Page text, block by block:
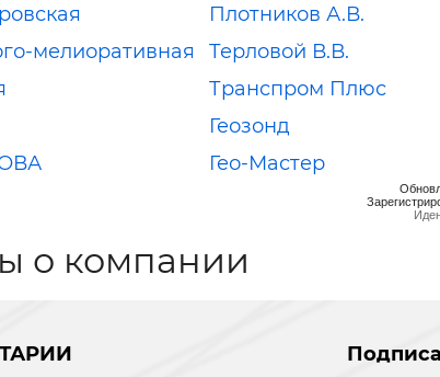
мелиоративная
Плотников А.В.
Терловой В.В.
Транспром Плюс
Геозонд
Гео-Мастер
о компании